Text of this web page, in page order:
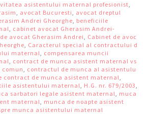
asistentului maternal profesionist,
, avocat Bucuresti, avocat dreptul
Andrei Gheorghe, beneficiile
, cabinet avocat Gherasim Andrei-
avocat Gherasim Andrei, Cabinet de avocat
, Caracterul special al contractului de
maternal, compensarea muncii
, contract de munca asistent maternal vs
, contractul de munca al asistentului
contract de munca asistent maternal,
asistentului maternal, H.G. nr. 679/2003,
sarbatori legale asistent maternal, muca
maternal, munca de noapte asistent
munca asistentului maternal